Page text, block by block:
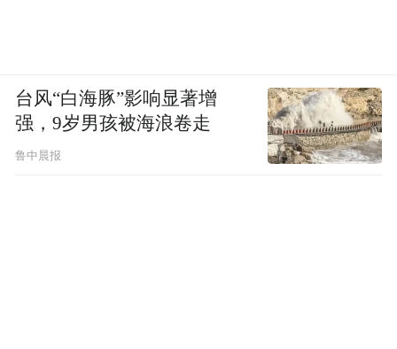
台风“白海豚”影响显著增
强，9岁男孩被海浪卷走
鲁中晨报